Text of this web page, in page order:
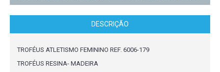
DESCRIÇÃO
TROFÉUS ATLETISMO FEMININO REF. 6006-179
TROFÉUS RESINA- MADEIRA